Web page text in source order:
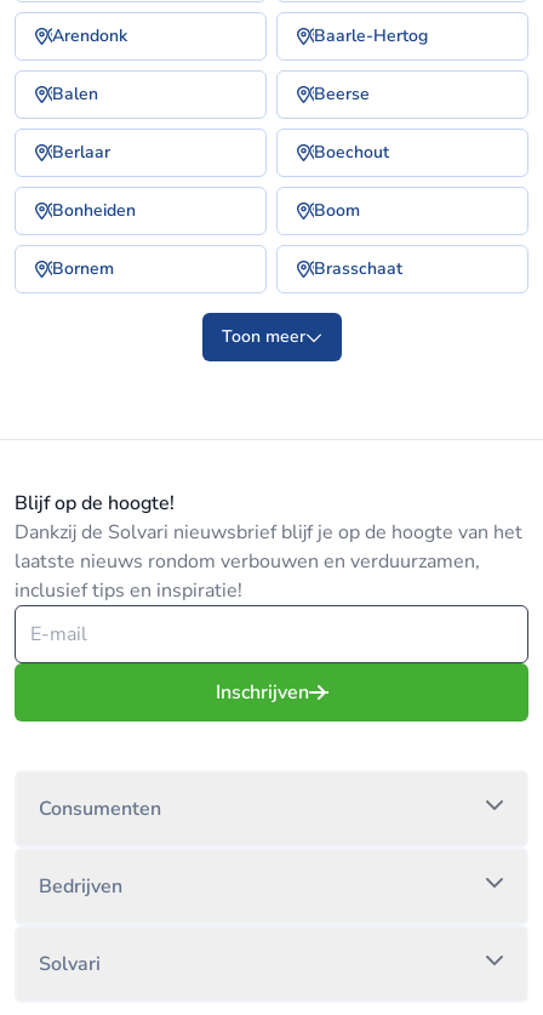
Arendonk Baarle-Hertog
Balen Beerse
Berlaar Boechout
Bonheiden Boom
Bornem Brasschaat
Toon meer
Blijf op de hoogte!
Dankzij de Solvari nieuwsbrief blijf je op de hoogte van het
laatste nieuws rondom verbouwen en verduurzamen,
inclusief tips en inspiratie!
Inschrijven
Consumenten
Bedrijven
Solvari